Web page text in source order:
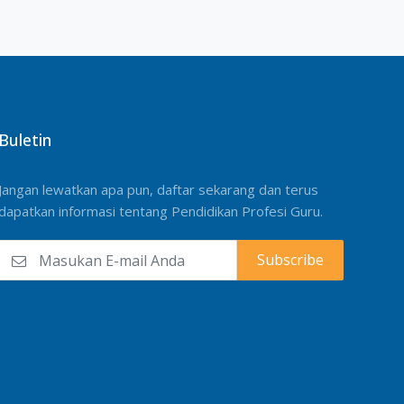
lewatkan apa pun, daftar sekarang dan terus
informasi tentang Pendidikan Profesi Guru.